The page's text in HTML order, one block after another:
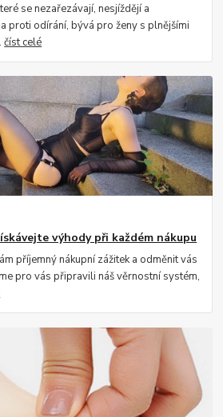
se nezařezávají, nesjíždějí a
proti odírání, bývá pro ženy s plnějšími
číst celé
výhody při každém nákupu
příjemný nákupní zážitek a odměnit vás
pro vás připravili náš věrnostní systém,